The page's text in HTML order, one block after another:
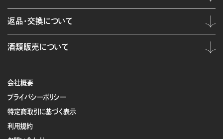
会社概要
プライバシーポリシー
特定商取引に基づく表示
利用規約
返品・交換について
酒類販売について